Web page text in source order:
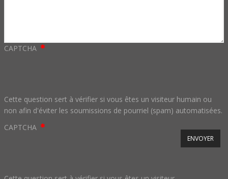
CAPTCHA
Cette question sert à vérifier si vous êtes un visiteur humain ou
non afin d'éviter les soumissions de pourriel (spam) automatisées.
CAPTCHA